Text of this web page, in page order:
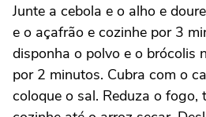
Junte a cebola e o alho e
e o açafrão e cozinhe por 3
disponha o polvo e o brócolis
por 2 minutos. Cubra com o
coloque o sal. Reduza o fogo,